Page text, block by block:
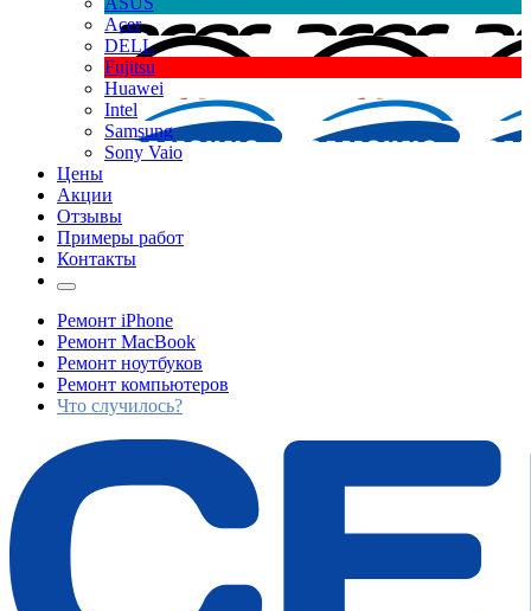
Acer
DELL
Fujitsu
Huawei
Intel
Samsung
Sony Vaio
Цены
Акции
Отзывы
Примеры работ
Контакты
Ремонт iPhone
Ремонт MacBook
Ремонт ноутбуков
Ремонт компьютеров
Что случилось?